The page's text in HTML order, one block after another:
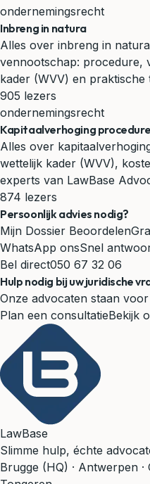
ondernemingsrecht
Inbreng in natura
Alles over inbreng in
vennootschap: procedure,
kader (WVV) en
905 lezers
ondernemingsrecht
Kapitaalverhoging procedure
Alles over
wettelijk kader (WVV),
experts van LawBase
874 lezers
Persoonlijk advies nodig?
Mijn Dossier Beoordelen
WhatsApp onsSnel
Bel direct050 67 32 06
Hulp nodig bij uw juridische
Onze advocaten staan
Plan een consultatieBekijk
LawBase
Slimme hulp, échte
Brugge (HQ) · Antwerpen ·